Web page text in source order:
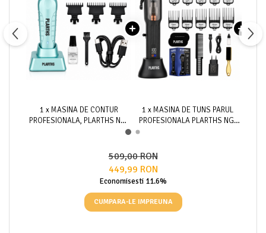
1 x MASINA DE CONTUR
PROFESIONALA, PLARTHS NG-
CERAMIC, STAND INCARCARE,
INALTATOARE, TURCOAZ
1 x MASINA DE TUNS PARUL
PROFESIONALA PLARTHS NG-
PREMIUM 1.5-25MM
509,00 RON
449,99 RON
Economisesti 11.6%
CUMPARA-LE IMPREUNA